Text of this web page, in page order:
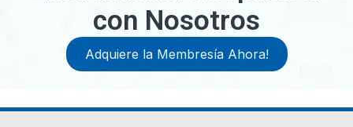
con Nosotros
Adquiere la Membresía Ahora!